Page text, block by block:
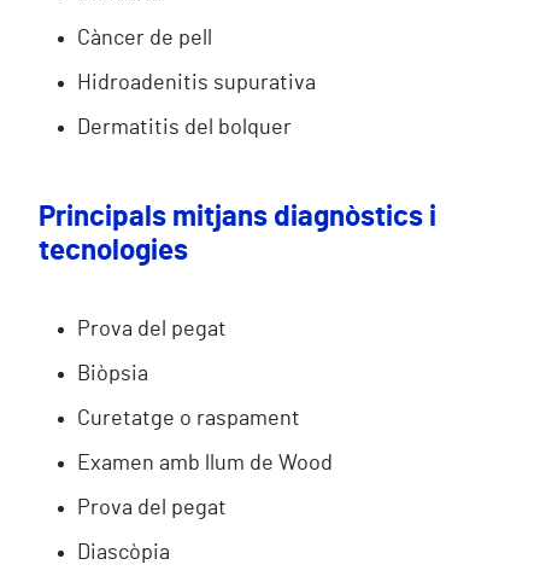
Càncer de pell
Hidroadenitis supurativa
Dermatitis del bolquer
Principals mitjans diagnòstics i
tecnologies
Prova del pegat
Biòpsia
Curetatge o raspament
Examen amb llum de Wood
Prova del pegat
Diascòpia